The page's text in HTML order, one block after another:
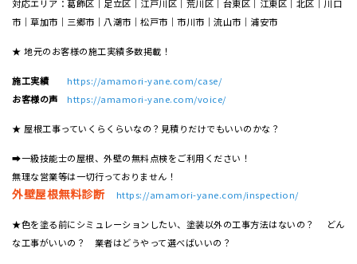
対応エリア：葛飾区｜足立区｜江戸川区｜荒川区｜台東区｜江東区｜北区｜川口
市｜草加市｜三郷市｜八潮市｜松⼾市｜市川市｜流⼭市｜浦安市
★ 地元のお客様の施工実績多数掲載！
施工実績
https://amamori-yane.com/case/
お客様の声
https://amamori-yane.com/voice/
★ 屋根工事っていくらくらいなの？見積りだけでもいいのかな？
➡一級技能士の屋根、外壁の無料点検をご利用ください！
無理な営業等は一切行っておりません！
外壁屋根無料診断 https://amamori-yane.com/inspection/
★色を塗る前にシミュレーションしたい、塗装以外の工事方法はないの？ どん
な工事がいいの？ 業者はどうやって選べばいいの？